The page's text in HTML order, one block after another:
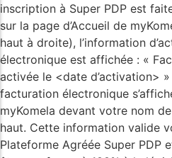
inscription à Super PDP est
sur la page d’Accueil de
haut à droite), l’information
électronique est affichée : «
activée le <date d’activation>
facturation électronique
myKomela devant votre nom
haut. Cette information valide
Plateforme Agréée Super PDP